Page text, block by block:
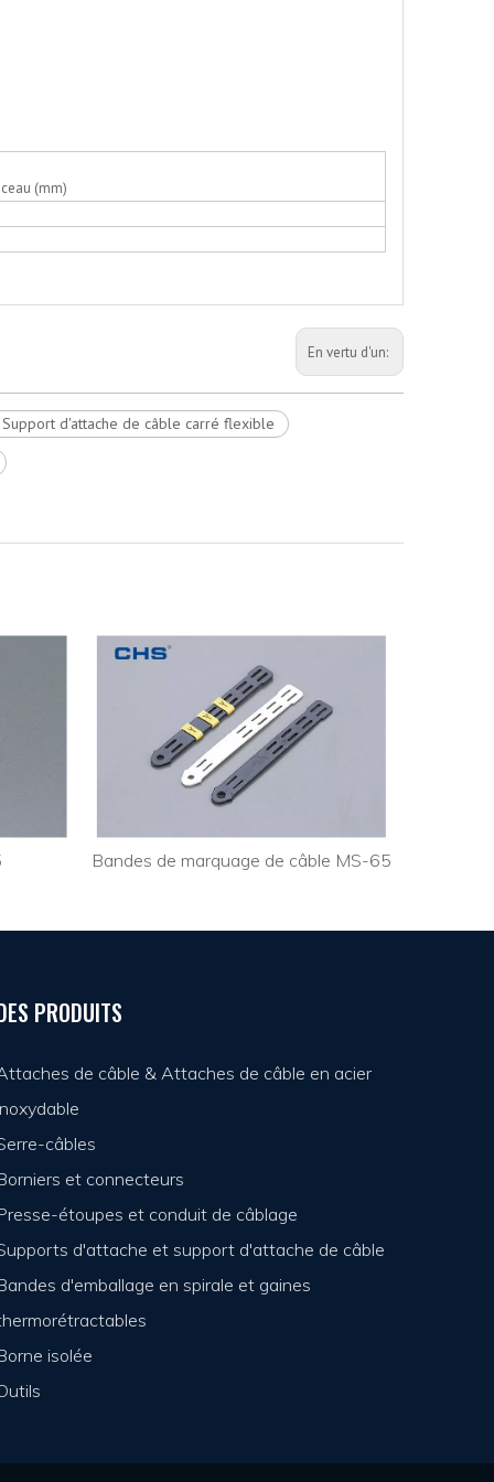
(mm)
En vertu d'un:
Support d'attache de câble carré flexible
Bandes de marquage de câble MS-65
PRODUITS
de câble & Attaches de câble en acier
câbles
et connecteurs
étoupes et conduit de câblage
d'attache et support d'attache de câble
d'emballage en spirale et gaines
isolée